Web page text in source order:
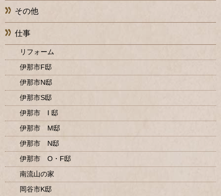
その他
仕事
リフォーム
伊那市F邸
伊那市N邸
伊那市S邸
伊那市 I 邸
伊那市 M邸
伊那市 N邸
伊那市 O・F邸
南流山の家
岡谷市K邸